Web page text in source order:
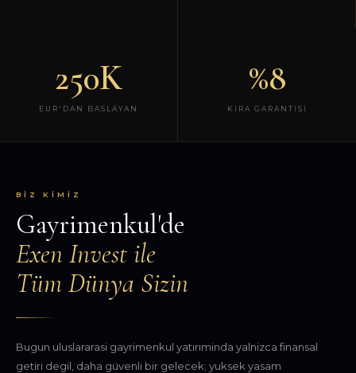
250K
EUR'DAN BASLAYAN
%8
KIRA GARANTISI
BIZ KIMIZ
Gayrimenkul'de
Exen Invest ile
Tüm Dünya Sizin
Bugun uluslararasi gayrimenkul yatırıminda yalnizca finansal
getiri degil, daha güvenli bir gelecek; yuksek yasam